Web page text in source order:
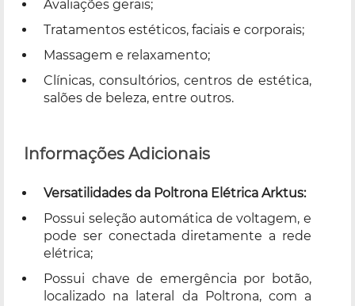
Avaliações gerais;
Tratamentos estéticos, faciais e corporais;
Massagem e relaxamento;
Clínicas, consultórios, centros de estética,
salões de beleza, entre outros.
Informações Adicionais
Versatilidades da Poltrona Elétrica Arktus:
Possui seleção automática de voltagem, e
pode ser conectada diretamente a rede
elétrica;
Possui chave de emergência por botão,
localizado na lateral da Poltrona, com a